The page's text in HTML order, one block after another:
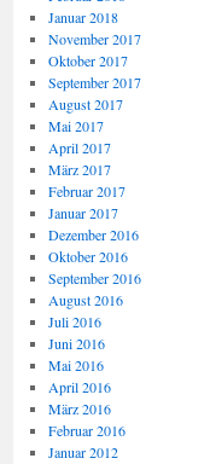
Januar 2018
November 2017
Oktober 2017
September 2017
August 2017
Mai 2017
April 2017
März 2017
Februar 2017
Januar 2017
Dezember 2016
Oktober 2016
September 2016
August 2016
Juli 2016
Juni 2016
Mai 2016
April 2016
März 2016
Februar 2016
Januar 2012